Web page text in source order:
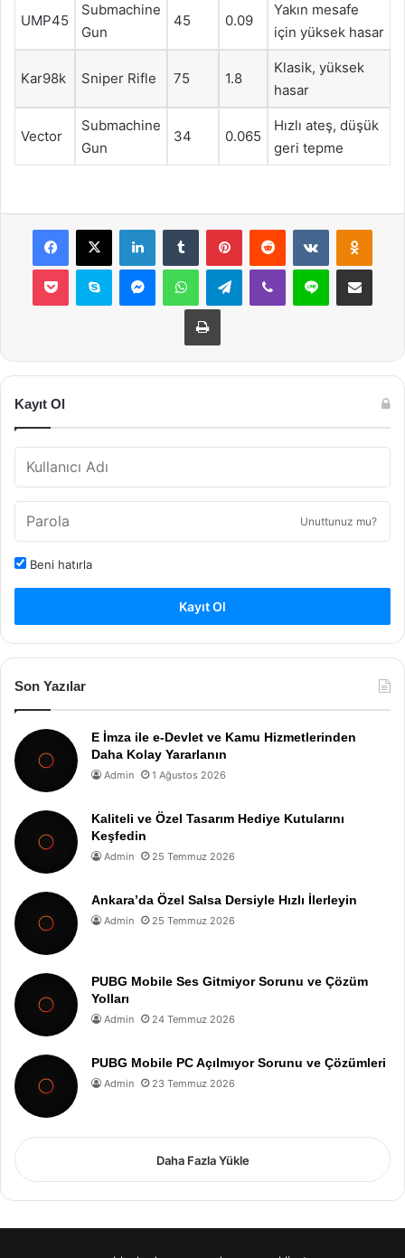
UMP45
Submachine
Gun
45 0.09
Yakın mesafe
için yüksek hasar
Kar98k Sniper Rifle 75 1.8
Klasik, yüksek
hasar
Vector
Submachine
Gun
34 0.065
Hızlı ateş, düşük
geri tepme
Facebook
X LinkedInTumblr PinterestReddit VKontakte
Pocket Skype MessengerWhatsAppTelegramViber Line E-Posta ile
Yazdır
Kayıt Ol
Unuttunuz mu?
Beni hatırla
Kayıt Ol
Son Yazılar
E İmza ile e-Devlet ve Kamu Hizmetlerinden
Daha Kolay Yararlanın
Admin 1 Ağustos 2026
Kaliteli ve Özel Tasarım Hediye Kutularını
Keşfedin
Admin 25 Temmuz 2026
Ankara’da Özel Salsa Dersiyle Hızlı İlerleyin
Admin 25 Temmuz 2026
PUBG Mobile Ses Gitmiyor Sorunu ve Çözüm
Yolları
Admin 24 Temmuz 2026
PUBG Mobile PC Açılmıyor Sorunu ve Çözümleri
Admin 23 Temmuz 2026
Daha Fazla Yükle